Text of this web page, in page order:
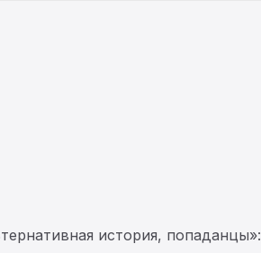
история, попаданцы»: